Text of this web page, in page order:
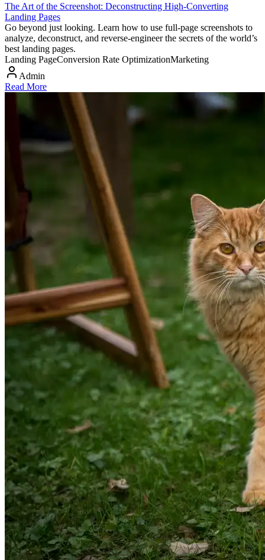
The Art of the Screenshot: Deconstructing High-Converting
Landing Pages
Go beyond just looking. Learn how to use full-page screenshots to
analyze, deconstruct, and reverse-engineer the secrets of the world’s
best landing pages.
Landing PageConversion Rate OptimizationMarketing
Admin
Read More